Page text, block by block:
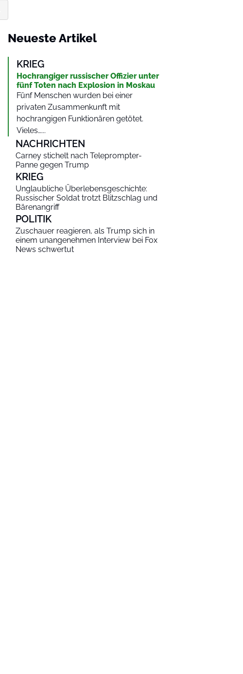
Neueste Artikel
KRIEG
Hochrangiger russischer Offizier unter
fünf Toten nach Explosion in Moskau
Fünf Menschen wurden bei einer
privaten Zusammenkunft mit
hochrangigen Funktionären getötet.
Vieles…...
NACHRICHTEN
Carney stichelt nach Teleprompter-
Panne gegen Trump
KRIEG
Unglaubliche Überlebensgeschichte:
Russischer Soldat trotzt Blitzschlag und
Bärenangriff
POLITIK
Zuschauer reagieren, als Trump sich in
einem unangenehmen Interview bei Fox
News schwertut